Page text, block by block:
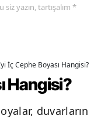
yazın, tartışalım *
İç Cephe Boyası Hangisi?
Hangisi?
duvarların